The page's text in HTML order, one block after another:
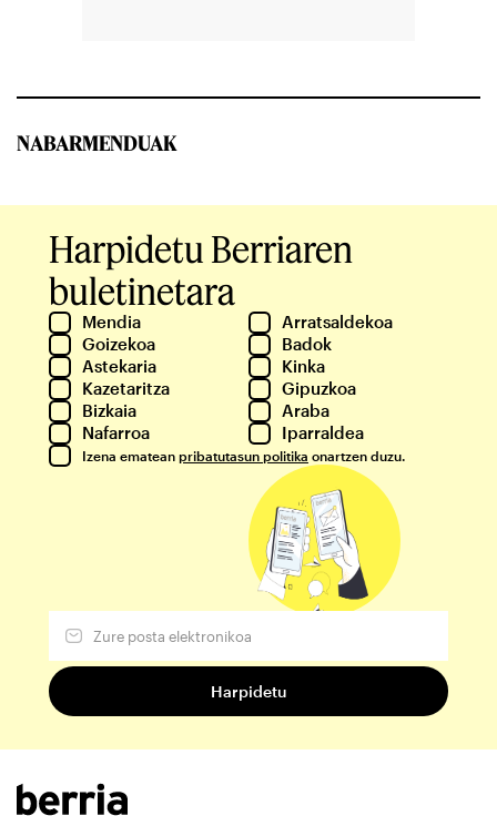
NABARMENDUAK
Harpidetu Berriaren
buletinetara
Mendia
Arratsaldekoa
Goizekoa
Badok
Astekaria
Kinka
Kazetaritza
Gipuzkoa
Bizkaia
Araba
Nafarroa
Iparraldea
Izena ematean pribatutasun politika onartzen duzu.